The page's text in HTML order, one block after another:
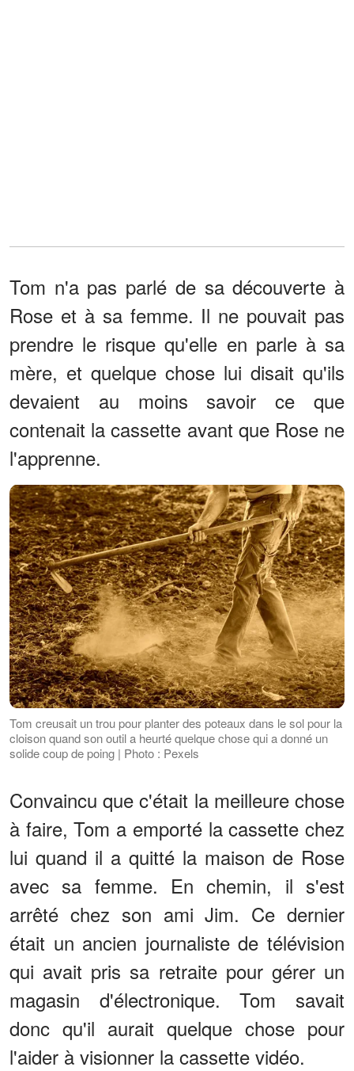
Tom n'a pas parlé de sa découverte à
Rose et à sa femme. Il ne pouvait pas
prendre le risque qu'elle en parle à sa
mère, et quelque chose lui disait qu'ils
devaient au moins savoir ce que
contenait la cassette avant que Rose ne
l'apprenne.
Tom creusait un trou pour planter des poteaux dans le sol pour la
cloison quand son outil a heurté quelque chose qui a donné un
solide coup de poing | Photo : Pexels
Convaincu que c'était la meilleure chose
à faire, Tom a emporté la cassette chez
lui quand il a quitté la maison de Rose
avec sa femme. En chemin, il s'est
arrêté chez son ami Jim. Ce dernier
était un ancien journaliste de télévision
qui avait pris sa retraite pour gérer un
magasin d'électronique. Tom savait
donc qu'il aurait quelque chose pour
l'aider à visionner la cassette vidéo.